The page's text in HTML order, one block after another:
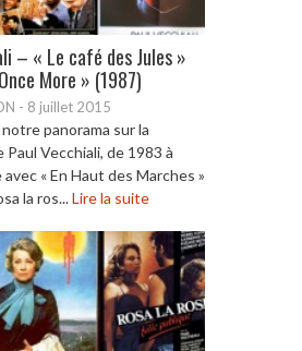
– « Le café des Jules »
More » (1987)
- 8 juillet 2015
panorama sur la
Vecchiali, de 1983 à
« En Haut des Marches »
la ros...Lire la suite